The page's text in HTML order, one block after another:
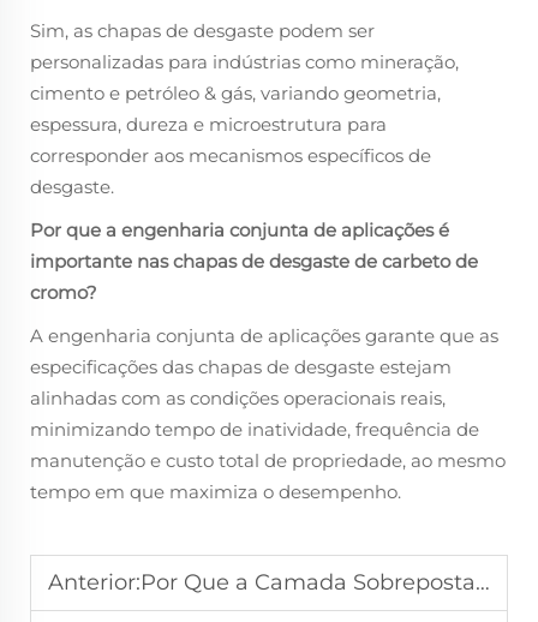
Sim, as chapas de desgaste podem ser
personalizadas para indústrias como mineração,
cimento e petróleo & gás, variando geometria,
espessura, dureza e microestrutura para
corresponder aos mecanismos específicos de
desgaste.
Por que a engenharia conjunta de aplicações é
importante nas chapas de desgaste de carbeto de
cromo?
A engenharia conjunta de aplicações garante que as
especificações das chapas de desgaste estejam
alinhadas com as condições operacionais reais,
minimizando tempo de inatividade, frequência de
manutenção e custo total de propriedade, ao mesmo
tempo em que maximiza o desempenho.
Anterior:Por Que a Camada Sobreposta de Carboneto de Cromo é a Melhor Solução para Revestimentos de Calhas e Funis